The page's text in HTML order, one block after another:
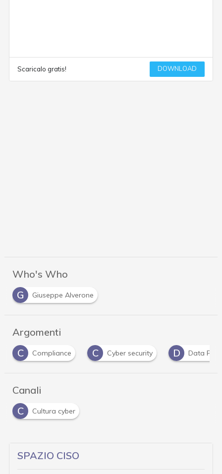
Scaricalo gratis! DOWNLOAD
Who's Who
G
Giuseppe Alverone
Argomenti
C
Compliance C Cyber security D Data
Canali
C
Cultura cyber
SPAZIO CISO